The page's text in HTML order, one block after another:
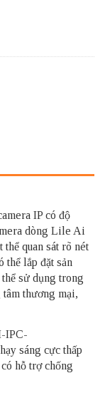
IP có độ
dòng Lile Ai
quan sát rõ nét
thể lắp đặt sản
sử dụng trong
tâm thương mại,
IPC-
sáng cực thấp
hỗ trợ chống